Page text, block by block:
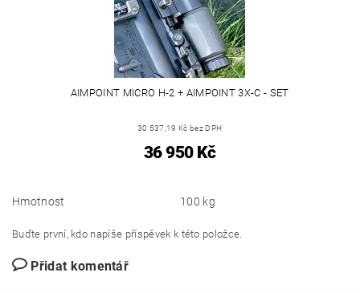
AIMPOINT MICRO H-2 + AIMPOINT 3X-C - SET
30 537,19 Kč bez DPH
36 950 Kč
Hmotnost 100 kg
Buďte první, kdo napíše příspěvek k této položce.
Přidat komentář